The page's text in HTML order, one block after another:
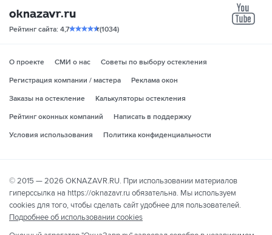
Рейтинг сайта: 4,7 (1034)
О проекте СМИ о нас
Советы по выбору остекления
Регистрация компании / мастера
Реклама окон
Заказы на остекление
Калькуляторы остекления
Рейтинг оконных компаний
Написать в поддержку
Условия использования
Политика конфиденциальности
© 2015 — 2026 OKNAZAVR.RU. При использовании материалов
гиперссылка на https://oknazavr.ru обязательна. Мы используем
cookies для того, чтобы сделать сайт удобнее для пользователей.
Подробнее об использовании cookies